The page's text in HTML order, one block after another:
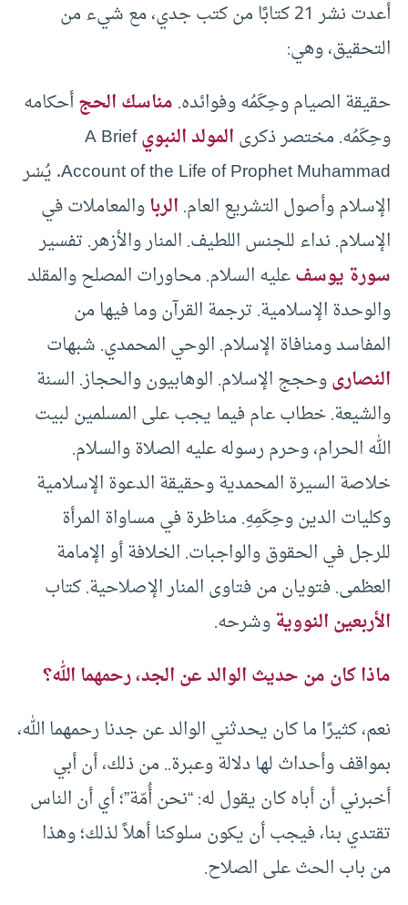
أعدت نشر 21 كتابًا من كتب جدي، مع شيء من
التحقيق، وهي:
حقيقة الصيام وحِكَمُه وفوائده.مناسك الحجأحكامه
وحِكَمُه. مختصر ذكرىالمولد النبويA Brief
Account of the Life of Prophet Muhammad. يُسْر
الإسلام وأصول التشريع العام.الرباوالمعاملات في
الإسلام. نداء للجنس اللطيف. المنار والأزهر. تفسير
سورة يوسفعليه السلام. محاورات المصلح والمقلد
والوحدة الإسلامية. ترجمة القرآن وما فيها من
المفاسد ومنافاة الإسلام. الوحي المحمدي. شبهات
النصارىوحجج الإسلام. الوهابيون والحجاز. السنة
والشيعة. خطاب عام فيما يجب على المسلمين لبيت
الله الحرام، وحرم رسوله عليه الصلاة والسلام.
خلاصة السيرة المحمدية وحقيقة الدعوة الإسلامية
وكليات الدين وحِكَمِهِ. مناظرة في مساواة المرأة
للرجل في الحقوق والواجبات. الخلافة أو الإمامة
العظمى. فتويان من فتاوى المنار الإصلاحية. كتاب
الأربعين النوويةوشرحه.
ماذا كانمن حديث الوالد عن الجد، رحمهما الله؟
نعم، كثيرًا ما كان يحدثني الوالد عن جدنا رحمهما الله،
بمواقف وأحداث لها دلالة وعبرة.. من ذلك، أن أبي
أخبرني أن أباه كان يقول له: “نحن أُمّة”؛ أي أن الناس
تقتدي بنا، فيجب أن يكون سلوكنا أهلاً لذلك؛ وهذا
من باب الحث على الصلاح.